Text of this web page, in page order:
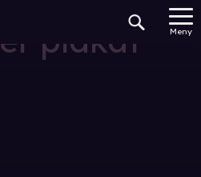
Meny
plakat